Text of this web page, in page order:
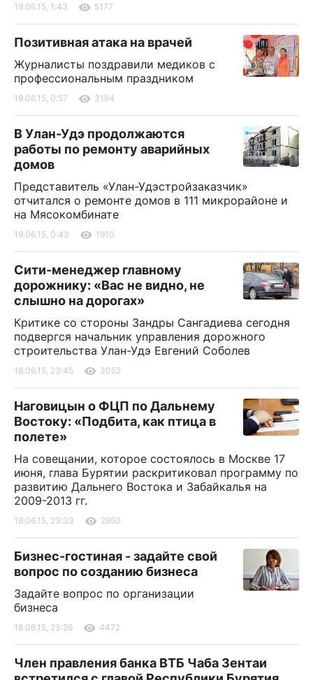
19.06.15, 1:43 5177
Позитивная атака на врачей
Журналисты поздравили медиков с
профессиональным праздником
19.06.15, 0:57 3194
В Улан-Удэ продолжаются
работы по ремонту аварийных
домов
Представитель «Улан-Удэстройзаказчик»
отчитался о ремонте домов в 111 микрорайоне и
на Мясокомбинате
19.06.15, 0:43 1910
Сити-менеджер главному
дорожнику: «Вас не видно, не
слышно на дорогах»
Критике со стороны Зандры Сангадиева сегодня
подвергся начальник управления дорожного
строительства Улан-Удэ Евгений Соболев
18.06.15, 23:45 3052
Наговицын о ФЦП по Дальнему
Востоку: «Подбита, как птица в
полете»
На совещании, которое состоялось в Москве 17
июня, глава Бурятии раскритиковал программу по
развитию Дальнего Востока и Забайкалья на
2009-2013 гг.
18.06.15, 23:33 2950
Бизнес-гостиная - задайте свой
вопрос по созданию бизнеса
Задайте вопрос по организации
бизнеса
18.06.15, 23:26 4472
Член правления банка ВТБ Чаба Зентаи